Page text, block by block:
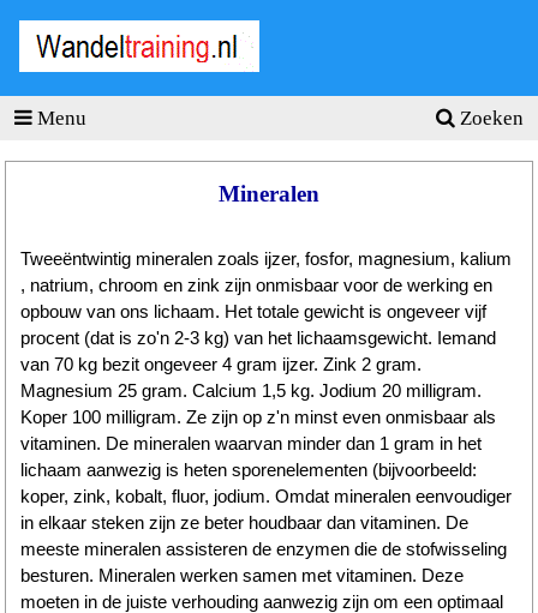
Menu Zoeken
Homepage
Wandelschema's
Wandelblessures
Hartslagmeter
Wandeltochten
Ideale
gewicht
Wandelen
Mineralen
Tweeëntwintig mineralen zoals ijzer, fosfor, magnesium, kalium
, natrium, chroom en zink zijn onmisbaar voor de werking en
opbouw van ons lichaam. Het totale gewicht is ongeveer vijf
procent (dat is zo'n 2-3 kg) van het lichaamsgewicht. Iemand
van 70 kg bezit ongeveer 4 gram ijzer. Zink 2 gram.
Magnesium 25 gram. Calcium 1,5 kg. Jodium 20 milligram.
Koper 100 milligram. Ze zijn op z'n minst even onmisbaar als
vitaminen. De mineralen waarvan minder dan 1 gram in het
lichaam aanwezig is heten sporenelementen (bijvoorbeeld:
koper, zink, kobalt, fluor, jodium. Omdat mineralen eenvoudiger
in elkaar steken zijn ze beter houdbaar dan vitaminen. De
meeste mineralen assisteren de enzymen die de stofwisseling
besturen. Mineralen werken samen met vitaminen. Deze
moeten in de juiste verhouding aanwezig zijn om een optimaal